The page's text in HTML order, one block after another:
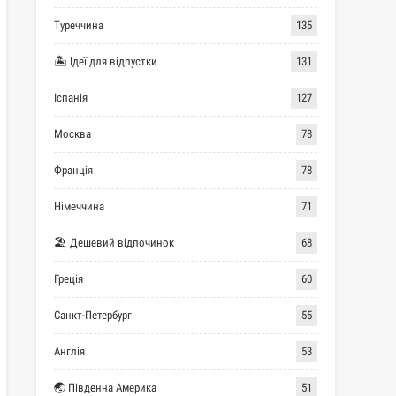
Туреччина 135
🏝 Ідеї для відпустки 131
Іспанія 127
Москва 78
Франція 78
Німеччина 71
🏖 Дешевий відпочинок 68
Греція 60
Санкт-Петербург 55
Англія 53
🌏 Південна Америка 51